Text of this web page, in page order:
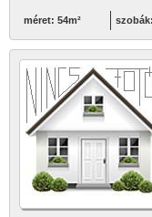
méret: 54m²